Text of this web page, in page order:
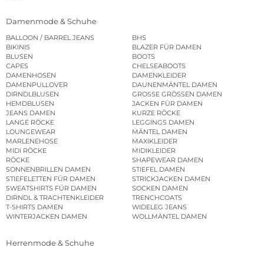
Damenmode & Schuhe
BALLOON / BARREL JEANS
BHS
BIKINIS
BLAZER FÜR DAMEN
BLUSEN
BOOTS
CAPES
CHELSEABOOTS
DAMENHOSEN
DAMENKLEIDER
DAMENPULLOVER
DAUNENMÄNTEL DAMEN
DIRNDLBLUSEN
GROSSE GRÖSSEN DAMEN
HEMDBLUSEN
JACKEN FÜR DAMEN
JEANS DAMEN
KURZE RÖCKE
LANGE RÖCKE
LEGGINGS DAMEN
LOUNGEWEAR
MÄNTEL DAMEN
MARLENEHOSE
MAXIKLEIDER
MIDI RÖCKE
MIDIKLEIDER
RÖCKE
SHAPEWEAR DAMEN
SONNENBRILLEN DAMEN
STIEFEL DAMEN
STIEFELETTEN FÜR DAMEN
STRICKJACKEN DAMEN
SWEATSHIRTS FÜR DAMEN
SOCKEN DAMEN
DIRNDL & TRACHTENKLEIDER
TRENCHCOATS
T-SHIRTS DAMEN
WIDELEG JEANS
WINTERJACKEN DAMEN
WOLLMÄNTEL DAMEN
Herrenmode & Schuhe